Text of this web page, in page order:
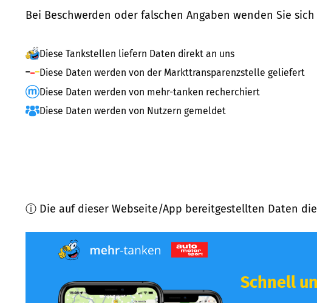
Bei Beschwerden oder falschen Angaben wenden Sie
Diese Tankstellen liefern Daten direkt an uns
Diese Daten werden von der Markttransparenzstelle geliefert
Diese Daten werden von mehr-tanken recherchiert
Diese Daten werden von Nutzern gemeldet
ⓘ Die auf dieser Webseite/App bereitgestellten Daten
Schnell